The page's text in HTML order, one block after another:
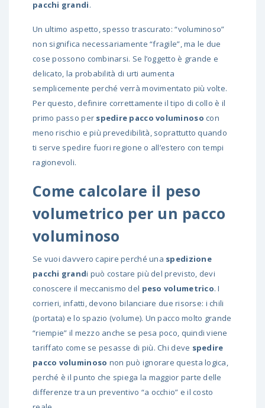
pacchi grandi.
Un ultimo aspetto, spesso trascurato: “voluminoso”
non significa necessariamente “fragile”, ma le due
cose possono combinarsi. Se l’oggetto è grande e
delicato, la probabilità di urti aumenta
semplicemente perché verrà movimentato più volte.
Per questo, definire correttamente il tipo di collo è il
primo passo per spedire pacco voluminoso con
meno rischio e più prevedibilità, soprattutto quando
ti serve spedire fuori regione o all’estero con tempi
ragionevoli.
Come calcolare il peso
volumetrico per un pacco
voluminoso
Se vuoi davvero capire perché una spedizione
pacchi grandi può costare più del previsto, devi
conoscere il meccanismo del peso volumetrico. I
corrieri, infatti, devono bilanciare due risorse: i chili
(portata) e lo spazio (volume). Un pacco molto grande
“riempie” il mezzo anche se pesa poco, quindi viene
tariffato come se pesasse di più. Chi deve spedire
pacco voluminoso non può ignorare questa logica,
perché è il punto che spiega la maggior parte delle
differenze tra un preventivo “a occhio” e il costo